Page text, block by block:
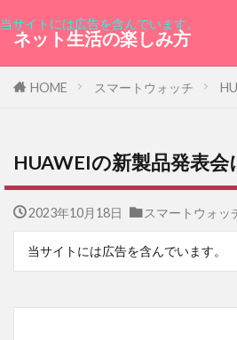
当サイトには広告を含んでいます。
ネット生活の楽しみ方
HOME スマートウォッチ
HUAWEIの新製品発表会
2023年10月18日 スマートウォッ
当サイトには広告を含んでいます。